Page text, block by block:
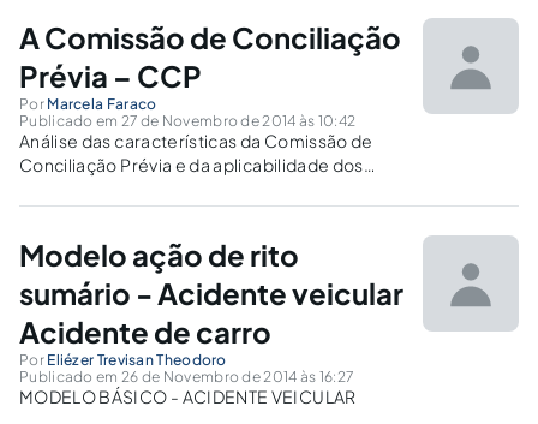
A Comissão de Conciliação
Prévia – CCP
Por Marcela Faraco
Publicado em 27 de Novembro de 2014 às 10:42
Análise das características da Comissão de
Conciliação Prévia e da aplicabilidade dos
Modelo ação de rito
sumário - Acidente veicular
Acidente de carro
Por Eliézer Trevisan Theodoro
Publicado em 26 de Novembro de 2014 às 16:27
MODELO BÁSICO - ACIDENTE VEICULAR